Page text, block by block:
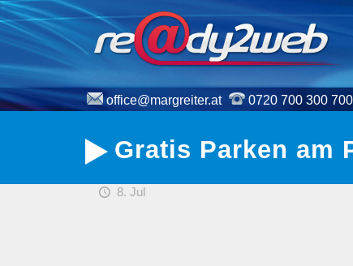
0720 700 300 700
office@margreiter.at
Gratis Parken am
8. Jul